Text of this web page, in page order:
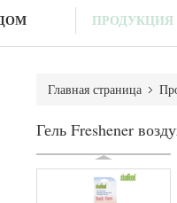
ПРОДУКЦИЯ
Главная страница
Гель Freshener